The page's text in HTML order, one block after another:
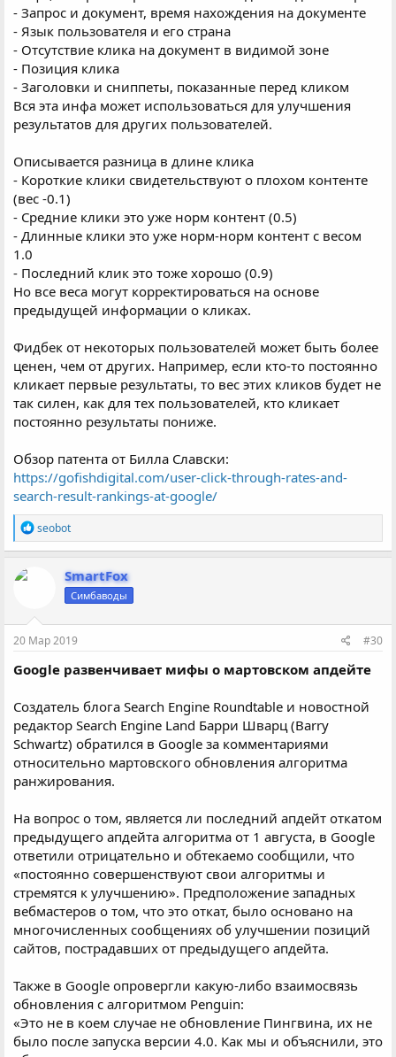
- Запрос и документ, время нахождения на документе
- Язык пользователя и его страна
- Отсутствие клика на документ в видимой зоне
- Позиция клика
- Заголовки и сниппеты, показанные перед кликом
Вся эта инфа может использоваться для улучшения
результатов для других пользователей.
Описывается разница в длине клика
- Короткие клики свидетельствуют о плохом контенте
(вес -0.1)
- Средние клики это уже норм контент (0.5)
- Длинные клики это уже норм-норм контент с весом
1.0
- Последний клик это тоже хорошо (0.9)
Но все веса могут корректироваться на основе
предыдущей информации о кликах.
Фидбек от некоторых пользователей может быть более
ценен, чем от других. Например, если кто-то постоянно
кликает первые результаты, то вес этих кликов будет не
так силен, как для тех пользователей, кто кликает
постоянно результаты пониже.
Обзор патента от Билла Славски:
https://gofishdigital.com/user-click-through-rates-and-
search-result-rankings-at-google/
Р
е
а
:
seobot
SmartFox
Симбаводы
20 Мар 2019 #30
Google развенчивает мифы о мартовском апдейте
Создатель блога Search Engine Roundtable и новостной
редактор Search Engine Land Барри Шварц (Barry
Schwartz) обратился в Google за комментариями
относительно мартовского обновления алгоритма
ранжирования.
На вопрос о том, является ли последний апдейт откатом
предыдущего апдейта алгоритма от 1 августа, в Google
ответили отрицательно и обтекаемо сообщили, что
«постоянно совершенствуют свои алгоритмы и
стремятся к улучшению». Предположение западных
вебмастеров о том, что это откат, было основано на
многочисленных сообщениях об улучшении позиций
сайтов, пострадавших от предыдущего апдейта.
Также в Google опровергли какую-либо взаимосвязь
обновления с алгоритмом Penguin:
«Это не в коем случае не обновление Пингвина, их не
было после запуска версии 4.0. Как мы и объяснили, это